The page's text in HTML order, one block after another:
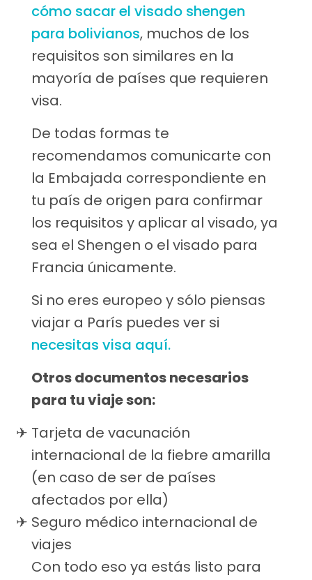
cómo sacar el visado shengen
para bolivianos, muchos de los
requisitos son similares en la
mayoría de países que requieren
visa.
De todas formas te
recomendamos comunicarte con
la Embajada correspondiente en
tu país de origen para confirmar
los requisitos y aplicar al visado, ya
sea el Shengen o el visado para
Francia únicamente.
Si no eres europeo y sólo piensas
viajar a París puedes ver si
necesitas visa aquí.
Otros documentos necesarios
para tu viaje son:
Tarjeta de vacunación
internacional de la fiebre amarilla
(en caso de ser de países
afectados por ella)
Seguro médico internacional de
viajes
Con todo eso ya estás listo para